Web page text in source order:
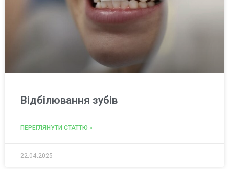
Відбілювання зубів
ПЕРЕГЛЯНУТИ СТАТТЮ »
22.04.2025